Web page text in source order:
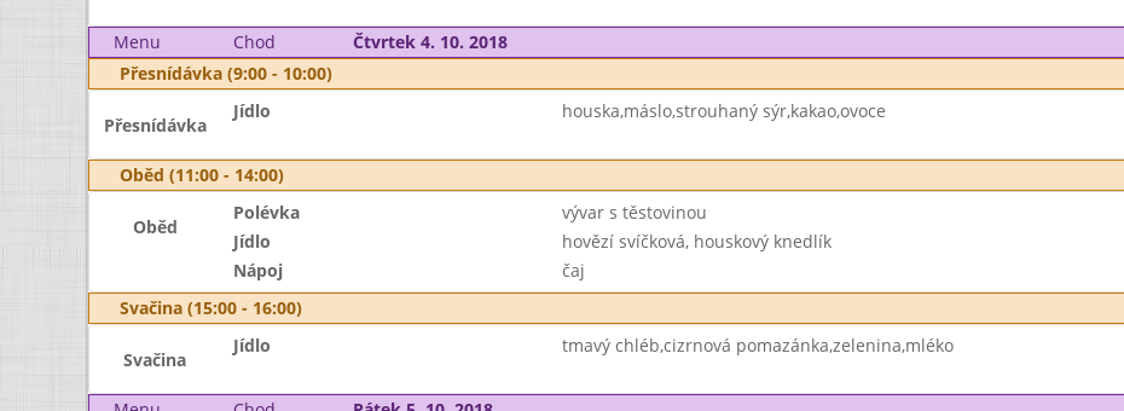
Menu Chod Čtvrtek 4. 10. 2018
Přesnídávka (9:00 - 10:00)
Přesnídávka
Jídlo houska,máslo,strouhaný sýr,kakao,ovoce
Oběd (11:00 - 14:00)
Oběd
Polévka vývar s těstovinou
Jídlo
hovězí svíčková, houskový knedlík
Nápoj
čaj
Svačina (15:00 - 16:00)
Svačina
Jídlo tmavý chléb,cizrnová pomazánka,zelenina,mléko